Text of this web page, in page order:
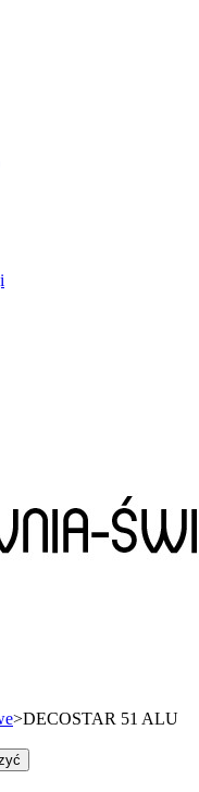
>DECOSTAR 51 ALU